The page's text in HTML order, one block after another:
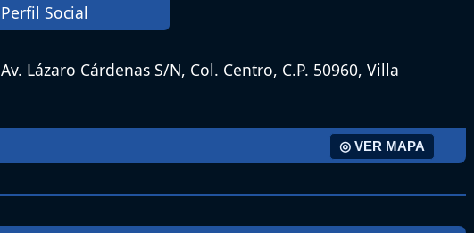
Perfil Social
Av. Lázaro Cárdenas S/N, Col. Centro, C.P. 50960, Villa
◎ VER MAPA